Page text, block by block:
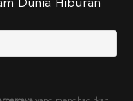
Dunia Hiburan